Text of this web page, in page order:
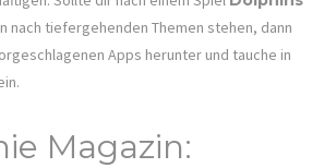
nach tiefergehenden Themen stehen, dann
Apps herunter und tauche in
Magazin: